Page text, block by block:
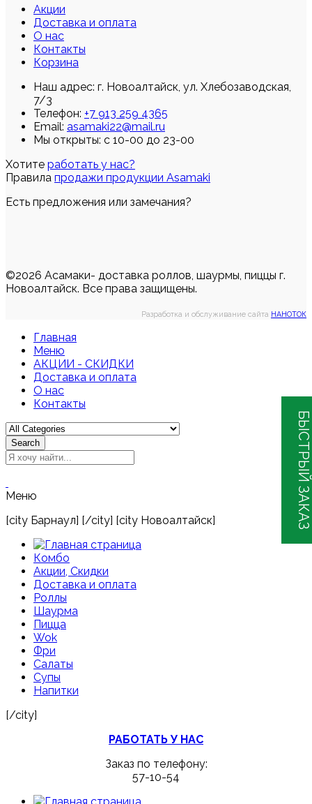
Акции
Доставка и оплата
О нас
Контакты
Корзина
Наш адрес: г. Новоалтайск, ул. Хлебозаводская,
7/3
Телефон: +7 913 259 4365
Email: asamaki22@mail.ru
Мы открыты: с 10-00 до 23-00
Хотите работать у нас?
Правила продажи продукции Asamaki
Есть предложения или замечания?
©2026 Асамаки- доставка роллов, шаурмы, пиццы г.
Новоалтайск. Все права защищены.
Разработка и обслуживание сайта НАНОТОК
Главная
Меню
АКЦИИ - СКИДКИ
Доставка и оплата
О нас
Контакты
Search БЫСТРЫЙ ЗАКАЗ
Меню
[city Барнаул] [/city] [city Новоалтайск]
Комбо
Акции, Скидки
Доставка и оплата
Роллы
Шаурма
Пицца
Wok
Фри
Салаты
Супы
Напитки
[/city]
РАБОТАТЬ У НАС
Заказ по телефону:
57-10-54